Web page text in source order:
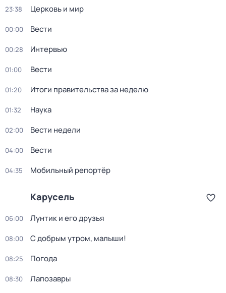
23:38 Церковь и мир
00:00 Вести
00:28 Интервью
01:00 Вести
01:20 Итоги правительства за неделю
01:32 Наука
02:00 Вести недели
04:00 Вести
04:35 Мобильный репортёр
Карусель
06:00 Лунтик и его друзья
08:00 С добрым утром, малыши!
08:25 Погода
08:30 Лапозавры